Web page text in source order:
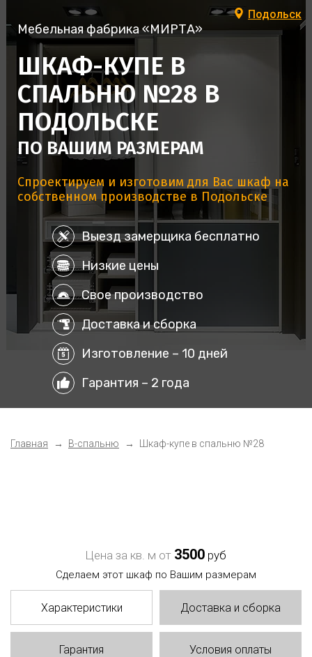
Подольск
Мебельная фабрика «МИРТА»
ШКАФ-КУПЕ В
СПАЛЬНЮ №28 В
ПОДОЛЬСКЕ
ПО ВАШИМ РАЗМЕРАМ
Спроектируем и изготовим для Вас шкаф на
собственном производстве в Подольске
Выезд замерщика бесплатно
Низкие цены
Свое производство
Доставка и сборка
Изготовление – 10 дней
Гарантия – 2 года
Главная В-спальню Шкаф-купе в спальню №28
Цена за кв. м от 3500 руб
Сделаем этот шкаф по Вашим размерам
Характеристики Доставка и сборка
Гарантия Условия оплаты